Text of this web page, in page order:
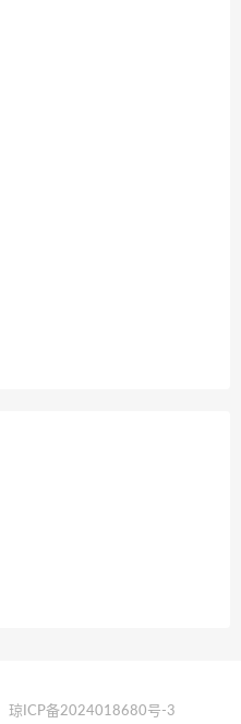
琼ICP备2024018680号-3